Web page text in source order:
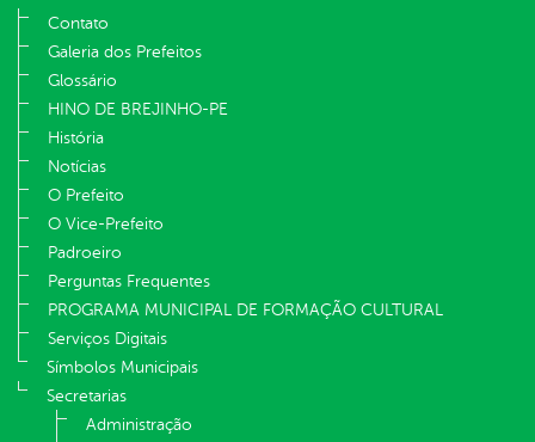
Contato
Galeria dos Prefeitos
Glossário
HINO DE BREJINHO-PE
História
Notícias
O Prefeito
O Vice-Prefeito
Padroeiro
Perguntas Frequentes
PROGRAMA MUNICIPAL DE FORMAÇÃO CULTURAL
Serviços Digitais
Símbolos Municipais
Secretarias
Administração